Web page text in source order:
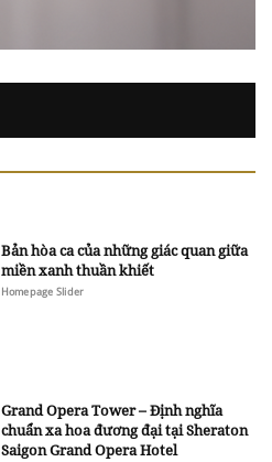
Bản hòa ca của những giác quan giữa
miền xanh thuần khiết
Homepage Slider
Grand Opera Tower – Định nghĩa
chuẩn xa hoa đương đại tại Sheraton
Saigon Grand Opera Hotel